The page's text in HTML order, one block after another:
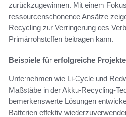
zurückzugewinnen. Mit einem
ressourcenschonende Ansätze
Recycling zur Verringerung des
Primärrohstoffen beitragen kann.
Beispiele für erfolgreiche Projekte
Unternehmen wie Li-Cycle und
Maßstäbe in der Akku-Recycling-
bemerkenswerte Lösungen
Batterien effektiv